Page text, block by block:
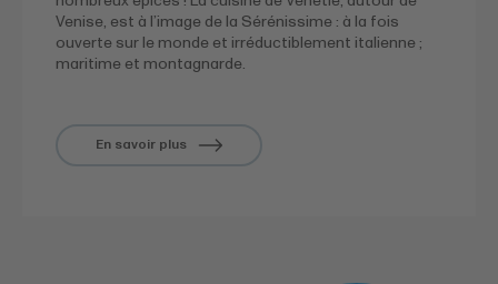
Venise, est à l’image de la Sérénissime : à la fois
ouverte sur le monde et irréductiblement italienne ;
maritime et montagnarde.
En savoir plus